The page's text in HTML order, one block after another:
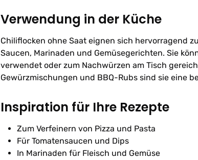
Verwendung in der Küche
Chiliflocken ohne Saat eignen sich hervorragend
Saucen, Marinaden und Gemüsegerichten. Sie
verwendet oder zum Nachwürzen am Tisch
Gewürzmischungen und BBQ-Rubs sind sie eine
Inspiration für Ihre Rezepte
Zum Verfeinern von Pizza und Pasta
Für Tomatensaucen und Dips
In Marinaden für Fleisch und Gemüse